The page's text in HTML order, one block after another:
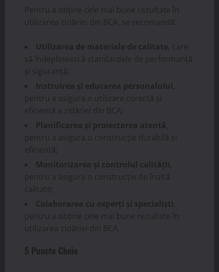
Pentru a obține cele mai bune rezultate în
utilizarea zidăriei din BCA, se recomandă:
Utilizarea de materiale de calitate , care
să îndeplinească standardele de performanță
și siguranță;
Instruirea și educarea personalului
pentru a asigura o utilizare corectă și
eficientă a zidăriei din BCA;
Planificarea și proiectarea atentă
pentru a asigura o construcție durabilă și
eficientă;
Monitorizarea și controlul calității
pentru a asigura o construcție de înaltă
calitate;
Colaborarea cu experți și specialiști
pentru a obține cele mai bune rezultate în
utilizarea zidăriei din BCA.
5 Puncte Cheie